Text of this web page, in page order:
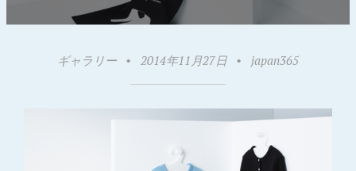
ギャラリー • 2014年11月27日 • japan365